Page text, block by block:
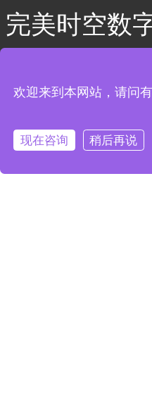
完美时空数
邮箱：
地址：广东省东莞
769文
欢迎来到本网站，请问
现在咨询 稍后再说